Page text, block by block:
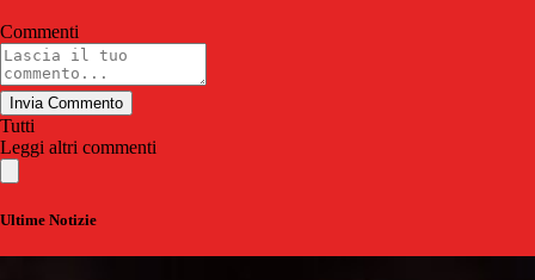
Commenti
Invia Commento
Tutti
Leggi altri commenti
Ultime Notizie